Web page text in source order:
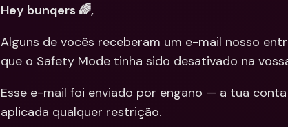
Hey bunqers 🌈,
Alguns de vocês receberam um e-mail nosso
que o Safety Mode tinha sido desativado na
Esse e-mail foi enviado por engano — a tua
aplicada qualquer restrição.